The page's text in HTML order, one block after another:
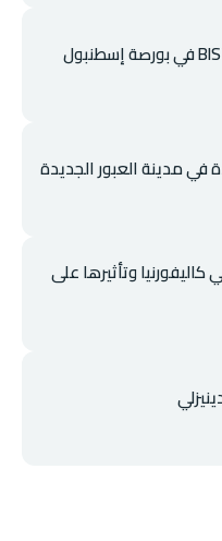
مدينة العبور الجديدة
كاليفورنيا وتأثيرها على